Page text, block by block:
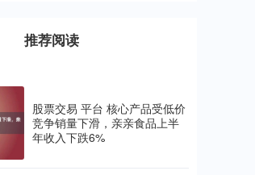
推荐阅读
股票交易 平台 核心产品受低价
竞争销量下滑，亲亲食品上半
年收入下跌6%